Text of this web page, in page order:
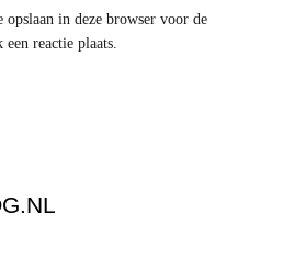
in deze browser voor de
reactie plaats.